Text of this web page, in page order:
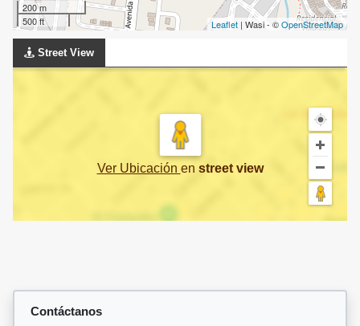
200 m
500 ft
Leaflet | Wasi - ©OpenStreetMap
Street View
Ver Ubicación en street view
Contáctanos